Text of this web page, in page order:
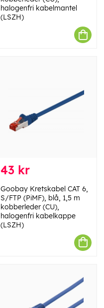
halogenfri kabelmantel
(LSZH)
43 kr
Goobay Kretskabel CAT 6,
S/FTP (PiMF), blå, 1,5 m
kobberleder (CU),
halogenfri kabelkappe
(LSZH)